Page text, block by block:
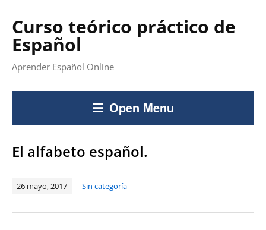
Curso teórico práctico de
Español
Aprender Español Online
Open Menu
El alfabeto español.
26 mayo, 2017 Sin categoría